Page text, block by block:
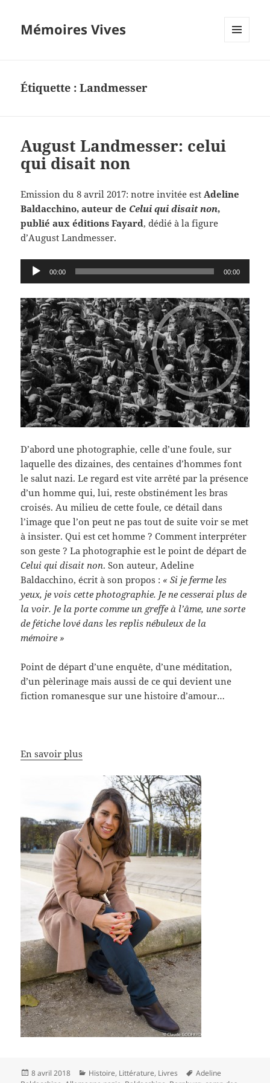
Mémoires Vives
Étiquette :Landmesser
August Landmesser: celui
qui disait non
Emission du 8 avril 2017: notre invitée estAdeline
Baldacchino, auteur de Celui qui disait non,
publié aux éditions Fayard, dédié à la figure
d’August Landmesser.
Lecteur
audio
00:00 00:00
D’abord une photographie, celle d’une foule, sur
laquelle des dizaines, des centaines d’hommes font
le salut nazi. Le regard est vite arrêté par la présence
d’un homme qui, lui, reste obstinément les bras
croisés. Au milieu de cette foule, ce détail dans
l’image que l’on peut ne pas tout de suite voir se met
à insister. Qui est cet homme ? Comment interpréter
son geste ? La photographie est le point de départ de
Celui qui disait non. Son auteur, Adeline
Baldacchino, écrit à son propos : « Si je ferme les
yeux, je vois cette photographie. Je ne cesserai plus de
la voir. Je la porte comme un greffe à l’âme, une sorte
de fétiche lové dans les replis nébuleux de la
mémoire »
Point de départ d’une enquête, d’une méditation,
d’un pèlerinage mais aussi de ce qui devient une
fiction romanesque sur une histoire d’amour…
En savoir plus
Publié
8 avril 2018 Catégories
Histoire, Littérature, Livres
Mots-
Adeline